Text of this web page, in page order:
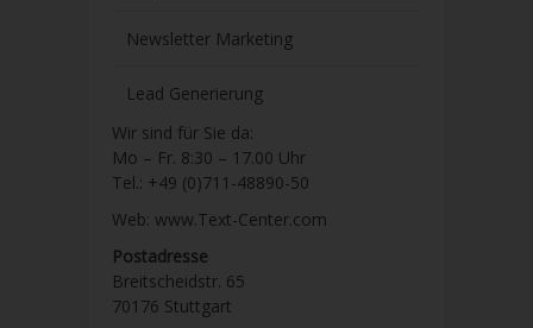
Newsletter Marketing
Lead Generierung
Wir sind für Sie da:
Mo – Fr. 8:30 – 17.00 Uhr
Tel.: +49 (0)711-48890-50
Web: www.Text-Center.com
Postadresse
Breitscheidstr. 65
70176 Stuttgart